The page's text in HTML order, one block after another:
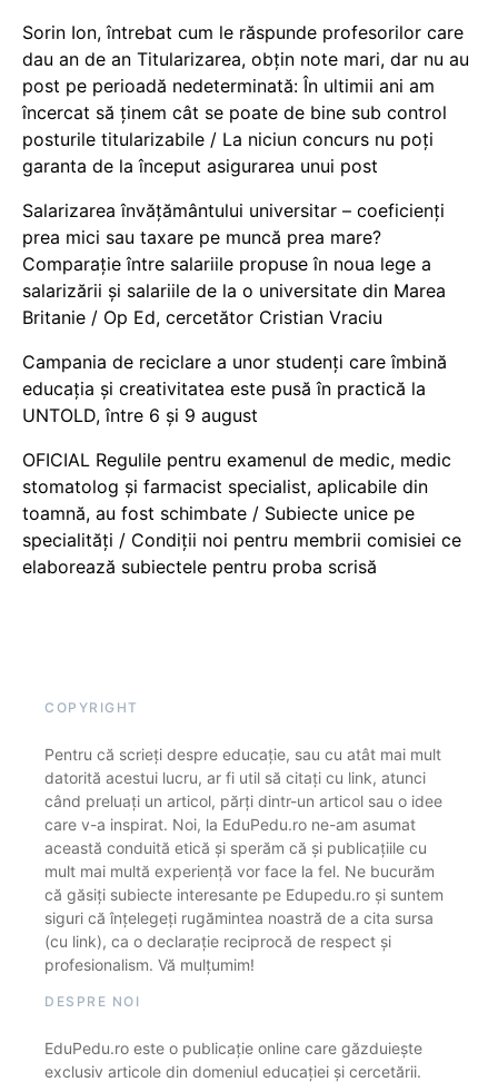
Sorin Ion, întrebat cum le răspunde profesorilor care
dau an de an Titularizarea, obțin note mari, dar nu au
post pe perioadă nedeterminată: În ultimii ani am
încercat să ținem cât se poate de bine sub control
posturile titularizabile / La niciun concurs nu poți
garanta de la început asigurarea unui post
Salarizarea învățământului universitar – coeficienți
prea mici sau taxare pe muncă prea mare?
Comparație între salariile propuse în noua lege a
salarizării și salariile de la o universitate din Marea
Britanie / Op Ed, cercetător Cristian Vraciu
Campania de reciclare a unor studenți care îmbină
educația și creativitatea este pusă în practică la
UNTOLD, între 6 și 9 august
OFICIAL Regulile pentru examenul de medic, medic
stomatolog și farmacist specialist, aplicabile din
toamnă, au fost schimbate / Subiecte unice pe
specialități / Condiții noi pentru membrii comisiei ce
elaborează subiectele pentru proba scrisă
COPYRIGHT
Pentru că scrieți despre educație, sau cu atât mai mult
datorită acestui lucru, ar fi util să citați cu link, atunci
când preluați un articol, părți dintr-un articol sau o idee
care v-a inspirat. Noi, la EduPedu.ro ne-am asumat
această conduită etică și sperăm că și publicațiile cu
mult mai multă experiență vor face la fel. Ne bucurăm
că găsiți subiecte interesante pe Edupedu.ro și suntem
siguri că înțelegeți rugămintea noastră de a cita sursa
(cu link), ca o declarație reciprocă de respect și
profesionalism. Vă mulțumim!
DESPRE NOI
EduPedu.ro este o publicație online care găzduiește
exclusiv articole din domeniul educației și cercetării.